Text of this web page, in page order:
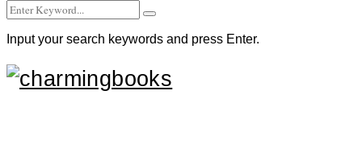
Input your search keywords and press Enter.